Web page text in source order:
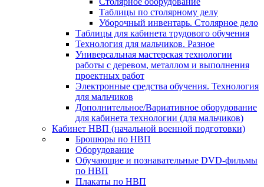
Таблицы по столярному делу
Уборочный инвентарь. Столярное дело
Таблицы для кабинета трудового обучения
Технология для мальчиков. Разное
Универсальная мастерская технологии
работы с деревом, металлом и выполнения
проектных работ
Электронные средства обучения. Технология
для мальчиков
Дополнительное/Вариативное оборудование
для кабинета технологии (для мальчиков)
Кабинет НВП (начальной военной подготовки)
Брошюры по НВП
Оборудование
Обучающие и познавательные DVD-фильмы
по НВП
Плакаты по НВП